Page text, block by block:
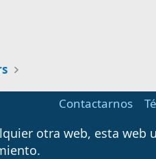
Contactarnos
otra web, esta web